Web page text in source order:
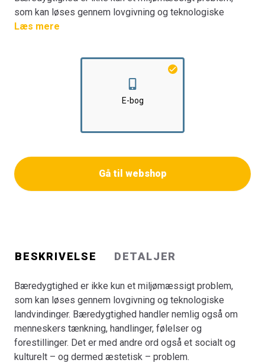
som kan løses gennem lovgivning og teknologiske
landvindinger. Bæredygtighed handler nemlig også om
forestillinger. Det er med andre ord også et socialt og
kulturelt – og dermed æstetisk – problem.
og Bæredygtighed
deres bud på æstetikkens betydning for
perspektiver: arkitektur, beklædning og mode, design,
forbrugskultur, kunst, madvaner, medier og zoologiske
haver.
Det er et grundtema for
Æstetik og Bæredygtighed
Bogens kapitler viser, hvordan det æstetiske kan være
en barriere for bæredygtig udvikling ved at bidrage til
økonomisk eksklusivitet, uhensigtsmæssige
præferencer og overfladisk forbrugerisme. Men de viser
også hvordan æstetikken som kilde til bl.a. persuasive
budskaber, sanselig stimulering og mindeværdige
Læs mere
E-bog
Gå til webshop
BESKRIVELSE DETALJER
Bæredygtighed er ikke kun et miljømæssigt problem,
som kan løses gennem lovgivning og teknologiske
landvindinger. Bæredygtighed handler nemlig også om
menneskers tænkning, handlinger, følelser og
forestillinger. Det er med andre ord også et socialt og
kulturelt – og dermed æstetisk – problem.